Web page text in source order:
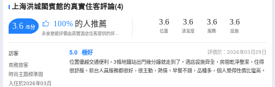
上海洪城閣賓館的真實住客評論(4)
3.6 /5分 100% 的人推薦
永安旅遊評價由真實酒店住客提供的評價。
3.6
位置
3.6
清潔度
3.6
服務
3.6
設施
訪客
商務旅客
時尚主題標準間
入住於2026年03月
5.0 極好
評價於：2026年03月29日
位置優越交通便利，3條地鐵站出門幾分鐘就走到了。酒店設施齊全，房間乾淨整潔，住得
很舒服。前台人員服務都很好，很主動，熱情。早餐不錯，品種多，個人覺得性價比蠻高。